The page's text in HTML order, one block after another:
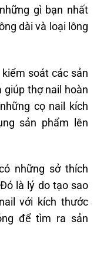
gì bạn nhất
dài và loại lông
soát các sản
giúp thợ nail hoàn
cọ nail kích
sản phẩm lên
những sở thích
là lý do tạo sao
với kích thước
để tìm ra sản